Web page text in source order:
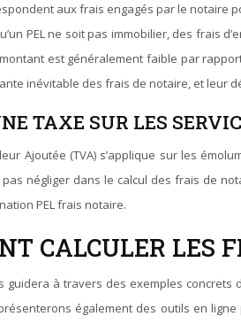
aux frais engagés par le notaire
PEL ne soit pas immobilier, des frais
est généralement faible par
inévitable des frais de notaire, et leur
TAXE SUR LES
Ajoutée (TVA) s’applique sur les
négliger dans le calcul des frais de
PEL frais notaire.
CALCULER LES
guidera à travers des exemples
également des outils en